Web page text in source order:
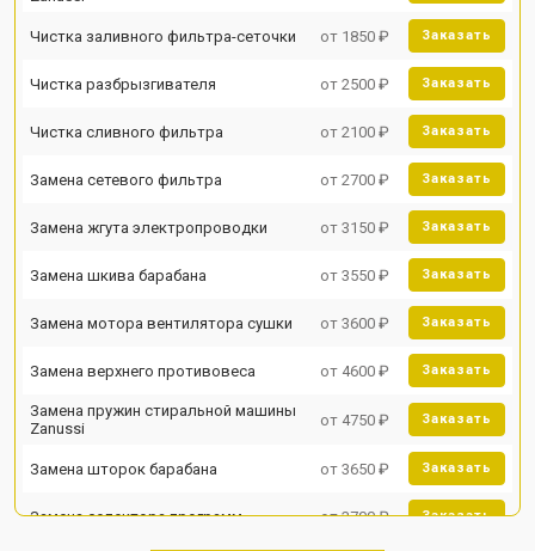
Чистка заливного фильтра-сеточки от 1850 ₽ Заказать
Чистка разбрызгивателя от 2500 ₽ Заказать
Чистка сливного фильтра от 2100 ₽ Заказать
Замена сетевого фильтра от 2700 ₽ Заказать
Замена жгута электропроводки от 3150 ₽ Заказать
Замена шкива барабана от 3550 ₽ Заказать
Замена мотора вентилятора сушки от 3600 ₽ Заказать
Замена верхнего противовеса от 4600 ₽ Заказать
Замена пружин стиральной машины
Zanussi
от 4750 ₽ Заказать
Замена шторок барабана от 3650 ₽ Заказать
Замена селектора программ от 3700 ₽ Заказать